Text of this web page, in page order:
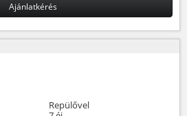
Ajánlatkérés
Repülővel